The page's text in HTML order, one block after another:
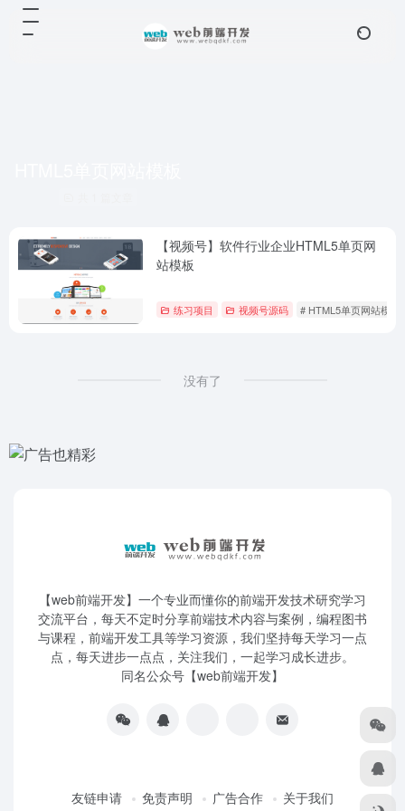
【视频号】软件行业企业HTML5单页网
站模板
练习项目 视频号源码 # HTML5单页网站模板
没有了
【web前端开发】一个专业而懂你的前端开发技术研究学习
交流平台，每天不定时分享前端技术内容与案例，编程图书
与课程，前端开发工具等学习资源，我们坚持每天学习一点
点，每天进步一点点，关注我们，一起学习成长进步。
同名公众号【web前端开发】
友链申请 免责声明 广告合作 关于我们